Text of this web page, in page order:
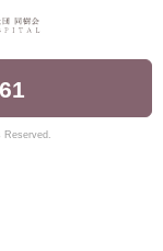
Reserved.